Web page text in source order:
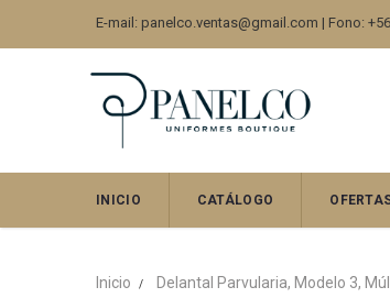
E-mail: panelco.ventas@gmail.com | Fono:
INICIO CATÁLOGO
Inicio Delantal Parvularia, Modelo 3,